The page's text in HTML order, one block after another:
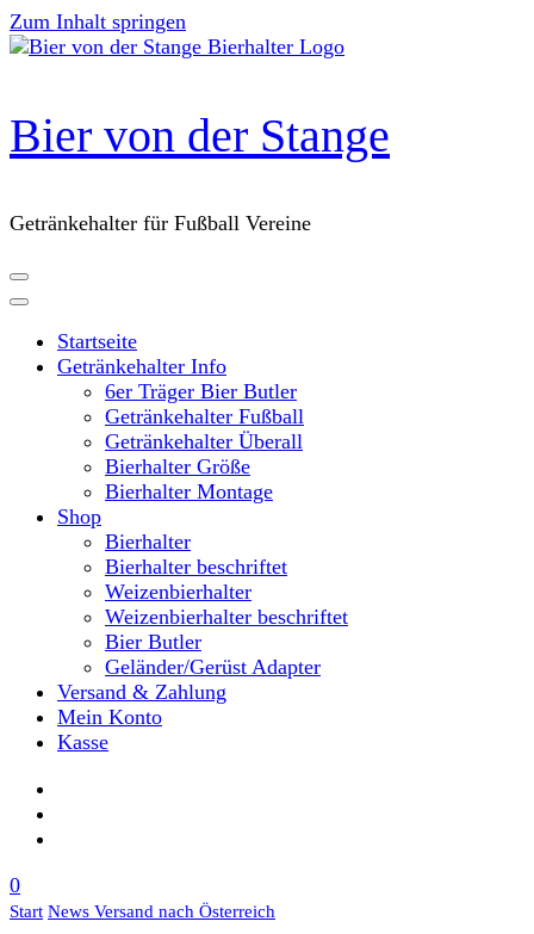
Zum Inhalt springen
Bier von der Stange
Getränkehalter für Fußball Vereine
Startseite
Getränkehalter Info
6er Träger Bier Butler
Getränkehalter Fußball
Getränkehalter Überall
Bierhalter Größe
Bierhalter Montage
Shop
Bierhalter
Bierhalter beschriftet
Weizenbierhalter
Weizenbierhalter beschriftet
Bier Butler
Geländer/Gerüst Adapter
Versand & Zahlung
Mein Konto
Kasse
0
Start News Versand nach Österreich